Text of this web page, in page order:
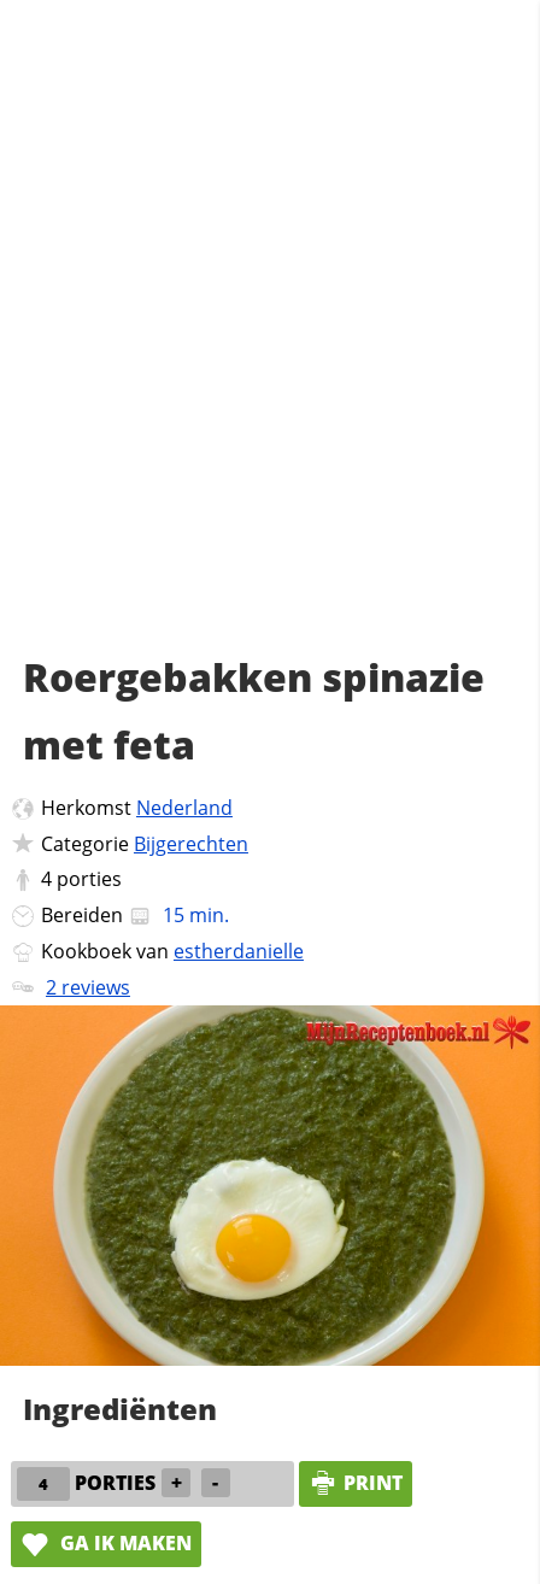
Roergebakken spinazie
met feta
Herkomst Nederland
Categorie Bijgerechten
4 porties
Bereiden
15 min.
Kookboek van estherdanielle
2 reviews
Ingrediënten
PORTIES + - PRINT
GA IK MAKEN